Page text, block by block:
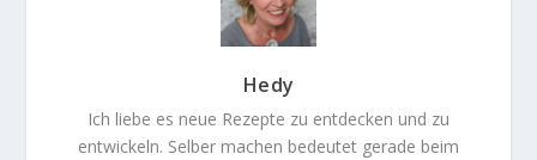
Hedy
Ich liebe es neue Rezepte zu entdecken und zu
entwickeln. Selber machen bedeutet gerade beim